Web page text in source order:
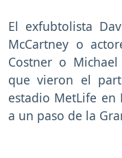
El exfubtolista
McCartney o
Costner o
que vieron el
estadio MetLife en
a un paso de la